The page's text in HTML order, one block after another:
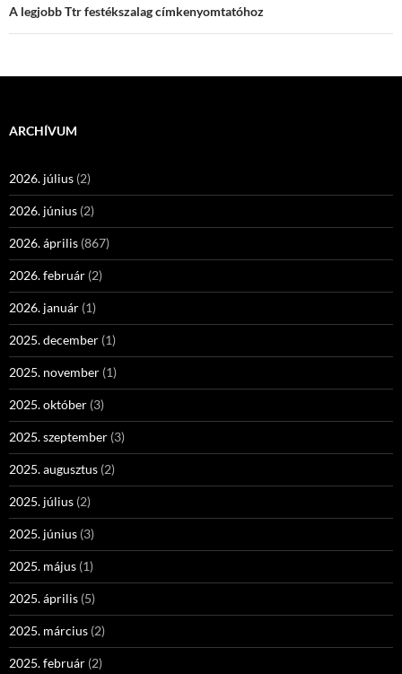
A legjobb Ttr festékszalag címkenyomtatóhoz
ARCHÍVUM
2026. július (2)
2026. június (2)
2026. április (867)
2026. február (2)
2026. január (1)
2025. december (1)
2025. november (1)
2025. október (3)
2025. szeptember (3)
2025. augusztus (2)
2025. július (2)
2025. június (3)
2025. május (1)
2025. április (5)
2025. március (2)
2025. február (2)